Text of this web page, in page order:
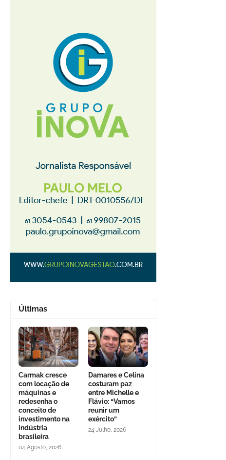
Últimas
Carmak cresce
com locação de
máquinas e
redesenha o
conceito de
investimento na
indústria
brasileira
04 Agosto, 2026
Damares e Celina
costuram paz
entre Michelle e
Flávio: “Vamos
reunir um
exército”
24 Julho, 2026